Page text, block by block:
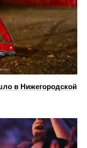
в Нижегородской